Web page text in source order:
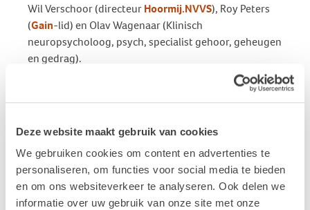
Deze website maakt gebruik van cookies
We gebruiken cookies om content en advertenties te
personaliseren, om functies voor social media te bieden
en om ons websiteverkeer te analyseren. Ook delen we
informatie over uw gebruik van onze site met onze
Wil Verschoor (directeurHoormij.NVVS), Roy Peters
(Gain-lid) en Olav Wagenaar (Klinisch
neuropsycholoog, psych, specialist gehoor, geheugen
en gedrag).
Het hele artikel uit Hoordetail 1 2020 staat
online. Of bekijkde pdf.
Relevante links
Olav Wagenaar over tinnitustherapie: 'Pak de
machteloosheid aan'
Opiniestukken in Trouw en Financieel Dagblad over
de hoorzorg